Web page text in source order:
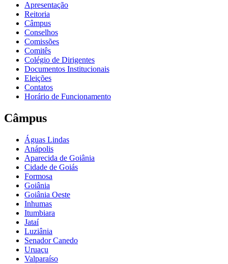
Apresentação
Reitoria
Câmpus
Conselhos
Comissões
Comitês
Colégio de Dirigentes
Documentos Institucionais
Eleições
Contatos
Horário de Funcionamento
Câmpus
Águas Lindas
Anápolis
Aparecida de Goiânia
Cidade de Goiás
Formosa
Goiânia
Goiânia Oeste
Inhumas
Itumbiara
Jataí
Luziânia
Senador Canedo
Uruaçu
Valparaíso